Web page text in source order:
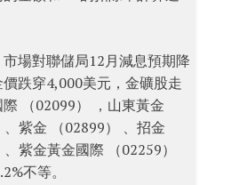
場對聯儲局12月減息預期降
跌穿4,000美元，金礦股走
（02099） ，山東黃金
、紫金 （02899） 、招金
、紫金黃金國際 （02259）
不等。